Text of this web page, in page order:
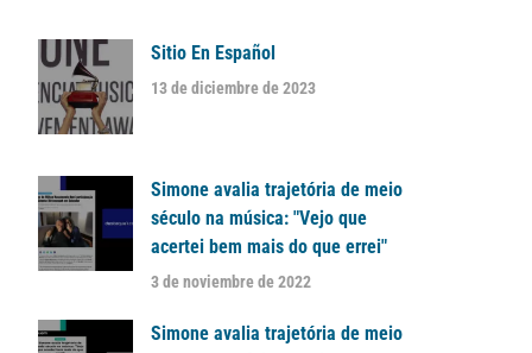
Sitio En Español
13 de diciembre de 2023
Simone avalia trajetória de meio
século na música: "Vejo que
acertei bem mais do que errei"
3 de noviembre de 2022
Simone avalia trajetória de meio